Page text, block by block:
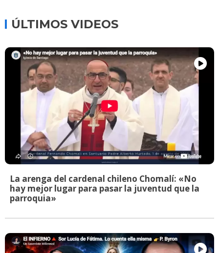
ÚLTIMOS VIDEOS
La arenga del cardenal chileno Chomalí: «No
hay mejor lugar para pasar la juventud que la
parroquia»